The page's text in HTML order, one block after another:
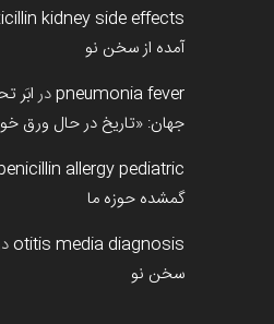
kidney side effects
آمده از سخن نو
pneumonia feverدر ابَر
جهان: «تاریخ در حال ورق
allergy pediatric
گمشده حوزه ما
otitis media diagnosis
سخن نو